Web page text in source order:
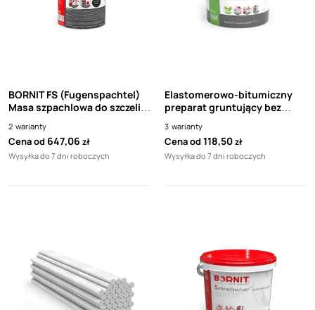
BORNIT FS (Fugenspachtel)
Masa szpachlowa do szczelin
2 warianty
Cena od 647,06 zł
Wysyłka do 7 dni roboczych
Elastomerowo-bitumiczny
preparat gruntujący bez
Grundbit
3 warianty
Cena od118,50zł
Wysyłka do 7 dni roboczych